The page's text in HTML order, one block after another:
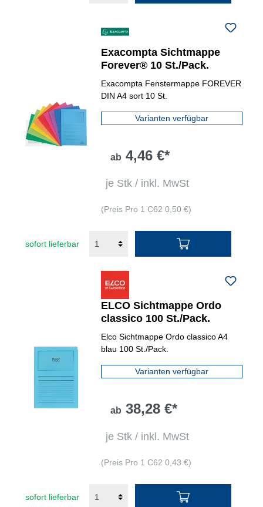
Exacompta Sichtmappe
Forever® 10 St./Pack.
Exacompta Fenstermappe FOREVER
DIN A4 sort 10 St.
Varianten verfügbar
ab 4,46 €*
je Stk / inkl. MwSt
(Preis Pro 1 C62 0,50 €)
sofort lieferbar
ELCO Sichtmappe Ordo
classico 100 St./Pack.
Elco Sichtmappe Ordo classico A4
blau 100 St./Pack.
Varianten verfügbar
ab 38,28 €*
je Stk / inkl. MwSt
(Preis Pro 1 C62 0,43 €)
sofort lieferbar